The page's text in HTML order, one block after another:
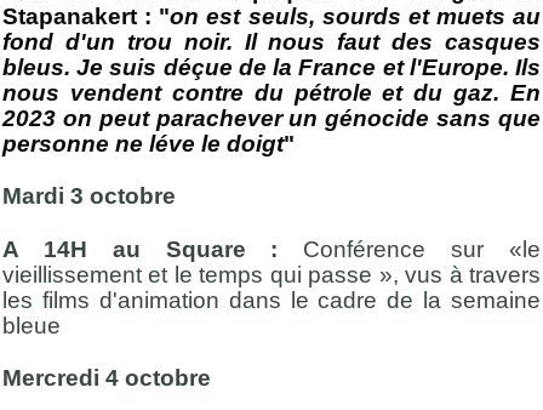
Stapanakert : "on est seuls, sourds et muets au
fond d'un trou noir. Il nous faut des casques
bleus. Je suis déçue de la France et l'Europe. Ils
nous vendent contre du pétrole et du gaz. En
2023 on peut parachever un génocide sans que
personne ne léve le doigt"
Mardi 3 octobre
A 14H au Square : Conférence sur «le
vieillissement et le temps qui passe », vus à travers
les films d'animation dans le cadre de la semaine
bleue
Mercredi 4 octobre